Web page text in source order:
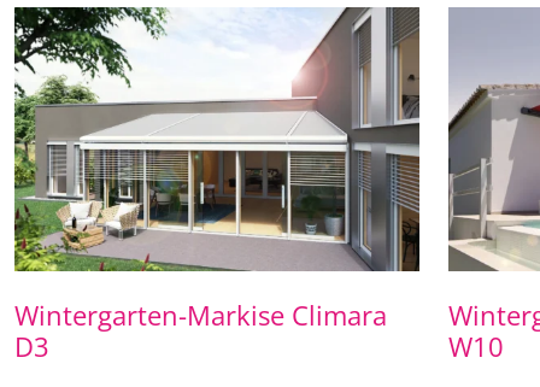
Wintergarten-Markise Climara
D3
W10